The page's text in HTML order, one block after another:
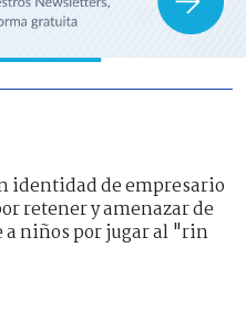
identidad de empresario
retener y amenazar de
a niños por jugar al "rin